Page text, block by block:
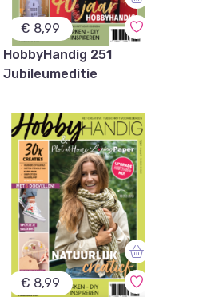
€ 8,99
HobbyHandig 251
Jubileumeditie
€ 8,99